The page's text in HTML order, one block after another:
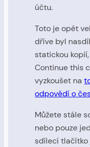
účtu.
Toto je opět
dříve byl
statickou
Continue this
vyzkoušet na
odpovědí o
Můžete stále
nebo pouze
sdílecí tlačítko